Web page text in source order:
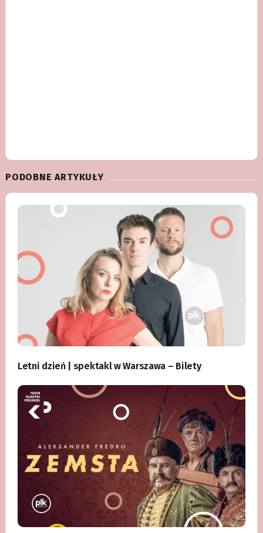
PODOBNE ARTYKUŁY
Letni dzień | spektakl w Warszawa – Bilety